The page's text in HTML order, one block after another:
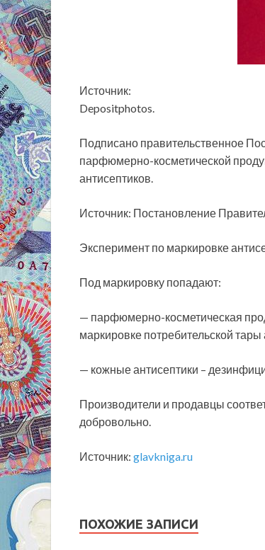
Источник:
Depositphotos.
Подписано правительственное
парфюмерно-косметической
антисептиков.
Источник: Постановление
Эксперимент по маркировке
Под маркировку попадают:
— парфюмерно-косметическая
маркировке потребительской
— кожные антисептики –
Производители и продавцы
добровольно.
Источник: glavkniga.ru
ПОХОЖИЕ ЗАПИСИ